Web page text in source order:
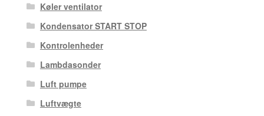
Køler ventilator
Kondensator START STOP
Kontrolenheder
Lambdasonder
Luft pumpe
Luftvægte